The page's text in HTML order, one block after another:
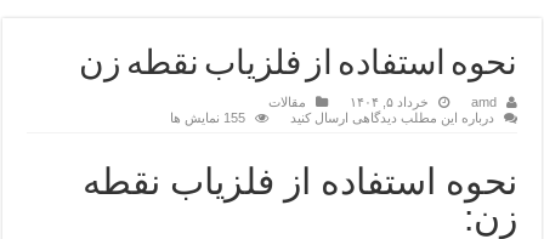
نحوه استفاده از فلزیاب نقطه زن
amd خرداد ۵, ۱۴۰۴
مقالات
درباره این مطلب دیدگاهی ارسال کنید
155 نمایش ها
نحوه استفاده از فلزیاب نقطه
زن: